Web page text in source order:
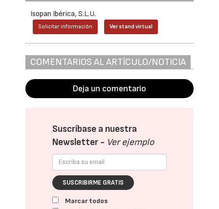
Isopan Ibérica, S.L.U.
Solicitar información Ver stand virtual
COMENTARIOS AL ARTÍCULO/NOTICIA
Deja un comentario
Suscríbase a nuestra
Newsletter - Ver ejemplo
SUSCRIBIRME GRATIS
Marcar todos